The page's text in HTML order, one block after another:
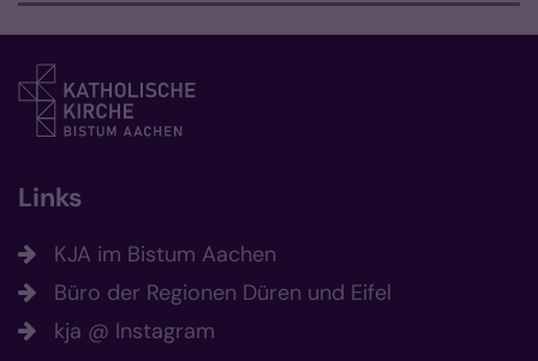
Links
KJA im Bistum Aachen
Büro der Regionen Düren und Eifel
kja @ Instagram